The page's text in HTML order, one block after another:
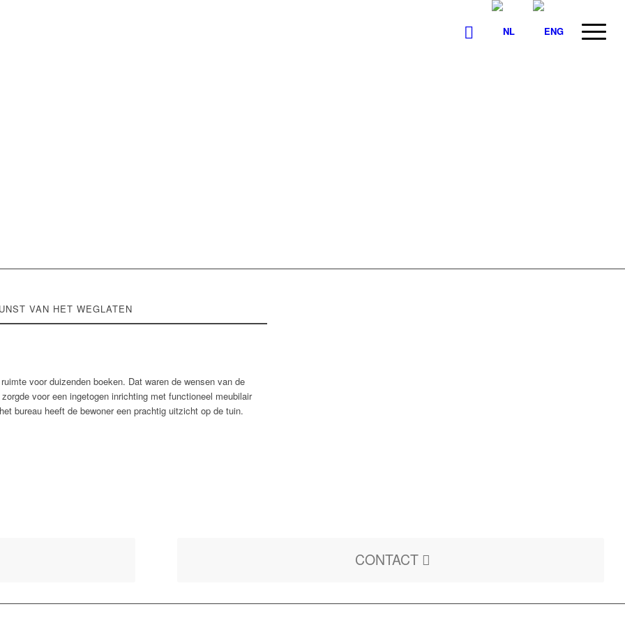
VAN HET WEGLATEN
voor duizenden boeken. Dat waren de wensen van de
voor een ingetogen inrichting met functioneel meubilair
bureau heeft de bewoner een prachtig uitzicht op de tuin.
CONTACT